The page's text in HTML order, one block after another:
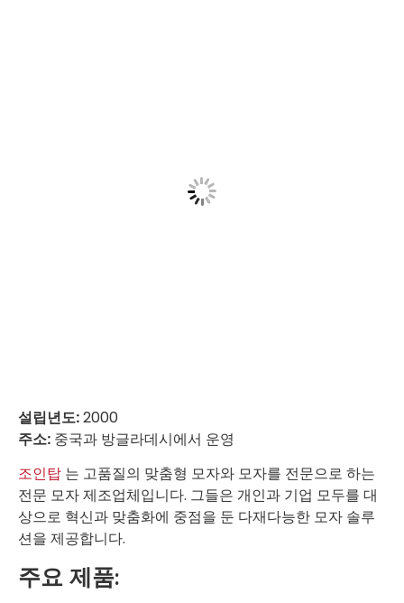
설립년도:2000
주소: 중국과 방글라데시에서 운영
조인탑 는 고품질의 맞춤형 모자와 모자를 전문으로 하는
전문 모자 제조업체입니다. 그들은 개인과 기업 모두를 대
상으로 혁신과 맞춤화에 중점을 둔 다재다능한 모자 솔루
션을 제공합니다.
주요 제품: